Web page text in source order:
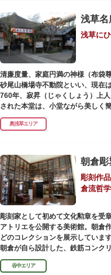
浅草に
清廉度量、家庭円満の神様（布袋
砂尾山橋場寺不動院といい、現在
760年、寂昇（じゃくしょう）上
された本堂は、小堂ながら美しく
式です。明治の大火、関東大震災
ったことから「火伏せの不動尊」
の昔、すぐ近くを流れる隅田川を
の銀杏で、今なおそのパワーを授
また、江戸時代から伝わる布袋尊
くお腹が袋代わりの形をしている
います。（御開帳期間 1月1日～7日
奥浅草エリア
朝倉彫
彫刻作
倉流哲
彫刻家として初めて文化勲章を受
アトリエを公開する美術館。朝倉
どのコレクションを展示していま
朝倉が自ら設計した、鉄筋コンク
なる建物は、異なる素材が違和感
子を育成した「朝倉彫塑塾」の教
谷中エリア